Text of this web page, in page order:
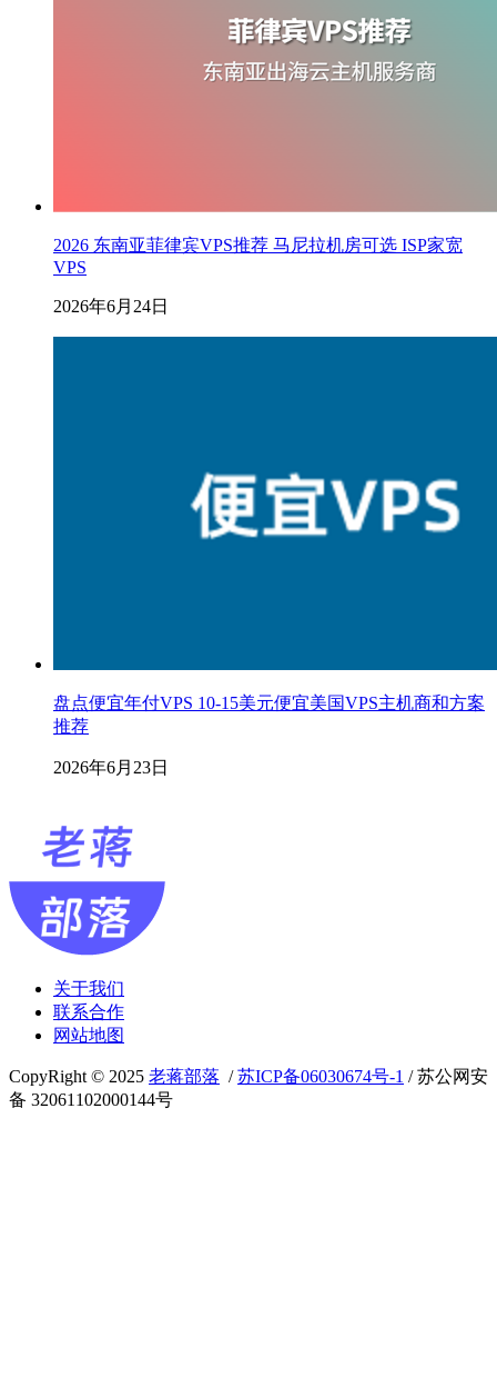
2026 东南亚菲律宾VPS推荐 马尼拉机房可选 ISP家宽
VPS
2026年6月24日
盘点便宜年付VPS 10-15美元便宜美国VPS主机商和方案
推荐
2026年6月23日
关于我们
联系合作
网站地图
CopyRight © 2025 老蒋部落 /苏ICP备06030674号-1 / 苏公网安
备 32061102000144号